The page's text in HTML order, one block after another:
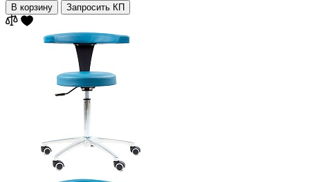
В корзину Запросить КП